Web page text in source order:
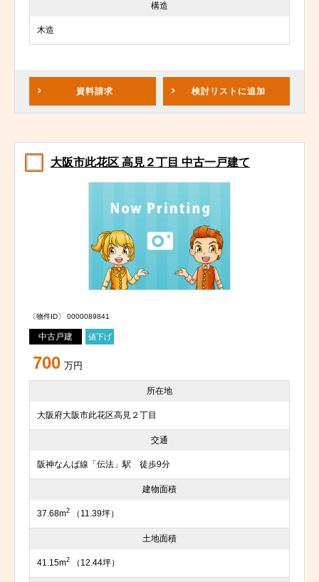
構造
木造
資料請求 検討リスト に追加
大阪市此花区 高見２丁目 中古一戸建て
〔物件ID〕 0000089841
中古戸建 値下げ
700 万円
所在地
大阪府大阪市此花区高見２丁目
交通
阪神なんば線「伝法」駅 徒歩9分
建物面積
37.68m2 （11.39坪）
土地面積
41.15m2 （12.44坪）